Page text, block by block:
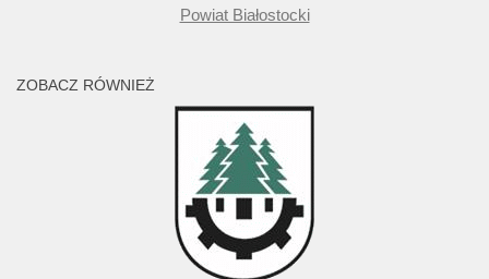
Powiat Białostocki
ZOBACZ RÓWNIEŻ